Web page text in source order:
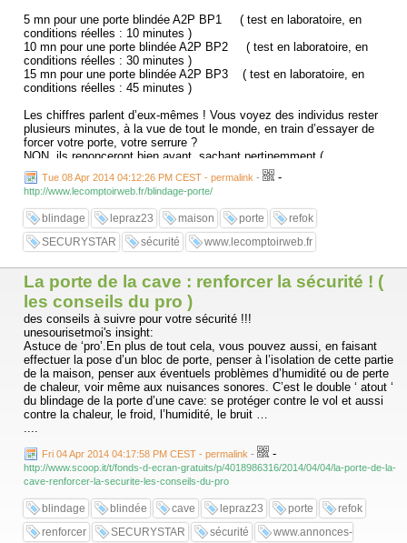
5 mn pour une porte blindée A2P BP1 ( test en laboratoire, en
conditions réelles : 10 minutes )
10 mn pour une porte blindée A2P BP2 ( test en laboratoire, en
conditions réelles : 30 minutes )
15 mn pour une porte blindée A2P BP3 ( test en laboratoire, en
conditions réelles : 45 minutes )
Les chiffres parlent d’eux-mêmes ! Vous voyez des individus rester
plusieurs minutes, à la vue de tout le monde, en train d’essayer de
forcer votre porte, votre serrure ?
NON, ils renonceront bien avant, sachant pertinemment (
malheureusement ! ) qu’ailleurs ce sera plus facile … leur réaction sera
également la même devant une serrure certifiée A2P , bien plus
efficace que les serrures courantes et bon ( trop bon ) marché …
Là voilà donc ‘LA’ solution....
Tue 08 Apr 2014 04:12:26 PM CEST - permalink - -
http://www.lecomptoirweb.fr/blindage-porte/
blindage lepraz23 maison porte
refok
SECURYSTAR
sécurité www.lecomptoirweb.fr
La porte de la cave : renforcer la sécurité ! (
les conseils du pro )
des conseils à suivre pour votre sécurité !!!
unesourisetmoi's insight:
Astuce de ‘pro’.En plus de tout cela, vous pouvez aussi, en faisant
effectuer la pose d’un bloc de porte, penser à l’isolation de cette partie
de la maison, penser aux éventuels problèmes d’humidité ou de perte
de chaleur, voir même aux nuisances sonores. C’est le double ‘ atout ‘
du blindage de la porte d’une cave: se protéger contre le vol et aussi
contre la chaleur, le froid, l’humidité, le bruit …
....
Fri 04 Apr 2014 04:17:58 PM CEST - permalink - -
http://www.scoop.it/t/fonds-d-ecran-gratuits/p/4018986316/2014/04/04/la-porte-de-la-
cave-renforcer-la-securite-les-conseils-du-pro
blindage blindée cave lepraz23 porte
refok
renforcer
SECURYSTAR sécurité
www.annonces-